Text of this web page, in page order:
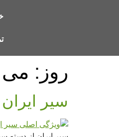
روز: می 16, 2024
سیر